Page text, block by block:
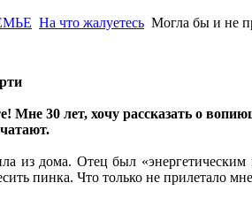
На что жалуетесь Могла бы и не
Мне 30 лет, хочу рассказать о
из дома. Отец был
пинка. Что только не прилетало